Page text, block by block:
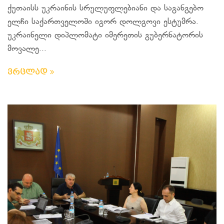
ქუთაისს უკრაინის სრულუფლებიანი და საგანგებო
ელჩი საქართველოში იგორ დოლგოვი ესტუმრა.
უკრაინელი დიპლომატი იმერეთის გუბერნატორის
მოვალე...
ვრცლად